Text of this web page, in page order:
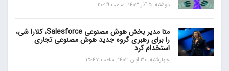
دوشنبه, 5 آذر 1403, ساعت 20:29
متا مدیر بخش هوش مصنوعی Salesforce، کلارا شی،
را برای رهبری گروه جدید هوش مصنوعی تجاری
استخدام کرد
چهارشنبه, 30 آبان 1403, ساعت 15:47